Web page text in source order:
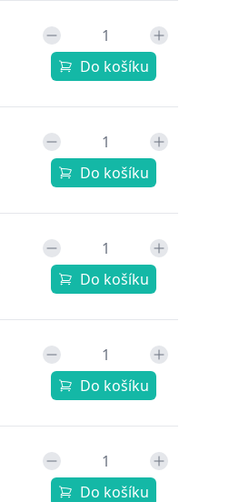
Do košíku
Do košíku
Do košíku
Do košíku
Do košíku